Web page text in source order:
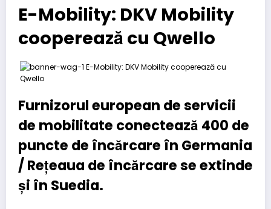
E-Mobility: DKV Mobility
cooperează cu Qwello
Furnizorul european de servicii
de mobilitate conectează 400 de
puncte de încărcare în Germania
/ Rețeaua de încărcare se extinde
și în Suedia.